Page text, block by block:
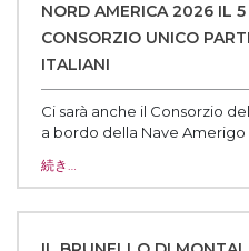
NORD AMERICA 2026 IL
CONSORZIO UNICO
ITALIANI
Ci sarà anche il Consorzio
a bordo della Nave Amerigo
続き…